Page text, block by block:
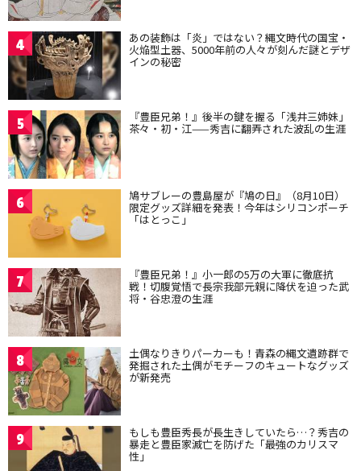
4 あの装飾は「炎」ではない？縄文時代の国宝・
火焔型土器、5000年前の人々が刻んだ謎とデザ
インの秘密
5 『豊臣兄弟！』後半の鍵を握る「浅井三姉妹」
茶々・初・江——秀吉に翻弄された波乱の生涯
6 鳩サブレーの豊島屋が『鳩の日』（8月10日）
限定グッズ詳細を発表！今年はシリコンポーチ
「はとっこ」
7 『豊臣兄弟！』小一郎の5万の大軍に徹底抗
戦！切腹覚悟で長宗我部元親に降伏を迫った武
将・谷忠澄の生涯
8 土偶なりきりパーカーも！青森の縄文遺跡群で
発掘された土偶がモチーフのキュートなグッズ
が新発売
9 もしも豊臣秀長が長生きしていたら…？秀吉の
暴走と豊臣家滅亡を防げた「最強のカリスマ
性」